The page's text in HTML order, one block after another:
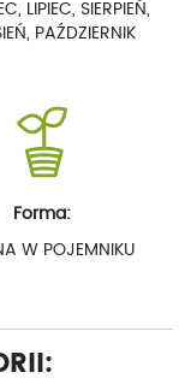
LIPIEC, SIERPIEŃ,
PAŹDZIERNIK
Forma:
W POJEMNIKU